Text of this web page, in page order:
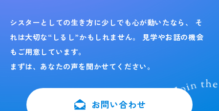
シスターとしての生き方に少しでも心が動いたなら、 そ
れは大切な“しるし”かもしれません。
見学やお話の機会
もご用意しています。
まずは、あなたの声を聞かせてください。
お問い合わせ